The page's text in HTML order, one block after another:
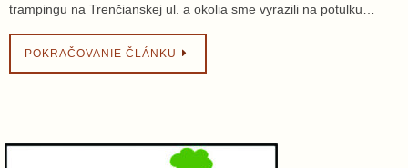
trampingu na Trenčianskej ul. a okolia sme vyrazili na potulku…
POKRAČOVANIE ČLÁNKU